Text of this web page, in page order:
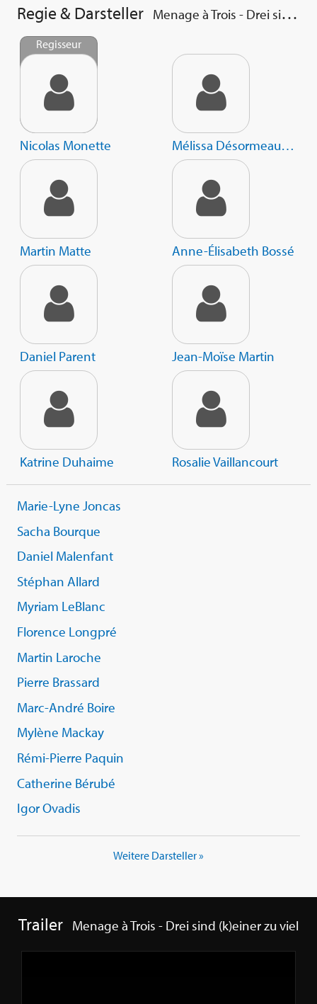
Regie & Darsteller Menage à Trois - Drei sind (k)einer zu viel
Regisseur
Nicolas Monette Mélissa Désormeaux-Poulin
Martin Matte Anne-Élisabeth Bossé
Daniel Parent Jean-Moïse Martin
Katrine Duhaime Rosalie Vaillancourt
Marie-Lyne Joncas
Sacha Bourque
Daniel Malenfant
Stéphan Allard
Myriam LeBlanc
Florence Longpré
Martin Laroche
Pierre Brassard
Marc-André Boire
Mylène Mackay
Rémi-Pierre Paquin
Catherine Bérubé
Igor Ovadis
Weitere Darsteller »
Trailer Menage à Trois - Drei sind (k)einer zu viel